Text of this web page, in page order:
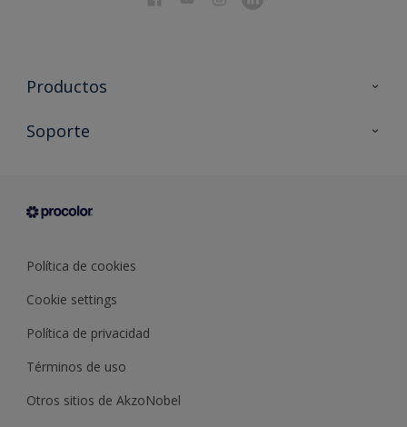
Productos
Todos los productos
Condiciones generales de venta
Soporte
Sobre Procolor
Política de cookies
Cookie settings
Política de privacidad
Términos de uso
Otros sitios de AkzoNobel